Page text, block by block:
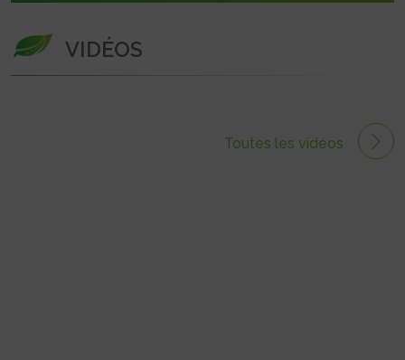
VIDÉOS
Toutes les vidéos